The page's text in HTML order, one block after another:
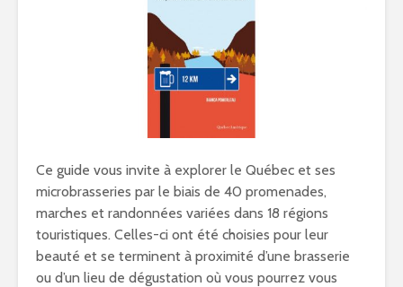
Ce guide vous invite à explorer le Québec et ses
microbrasseries par le biais de 40 promenades,
marches et randonnées variées dans 18 régions
touristiques. Celles-ci ont été choisies pour leur
beauté et se terminent à proximité d’une brasserie
ou d’un lieu de dégustation où vous pourrez vous